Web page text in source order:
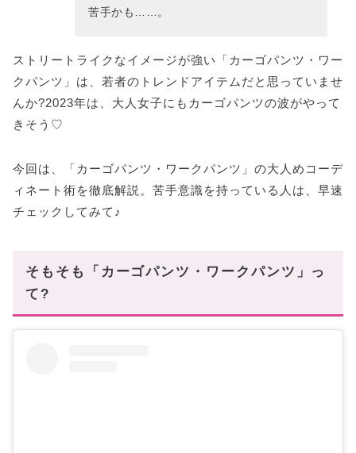
苦手かも……。
ストリートライクなイメージが強い「カーゴパンツ・ワー
クパンツ」は、若者のトレンドアイテムだと思っていませ
んか?2023年は、大人女子にもカーゴパンツの波がやって
きそう♡
今回は、「カーゴパンツ・ワークパンツ」の大人めコーデ
ィネート術を徹底解説。苦手意識を持っている人は、早速
チェックしてみて♪
そもそも「カーゴパンツ・ワークパンツ」っ
て?